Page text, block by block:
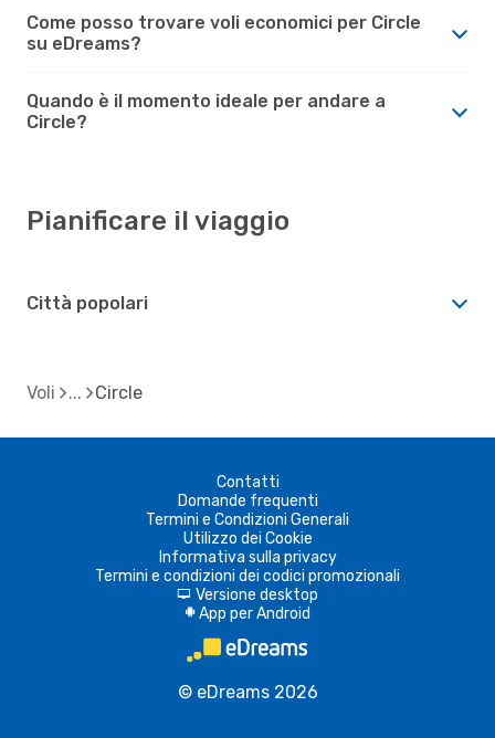
Come posso trovare voli economici per Circle
su eDreams?
Quando è il momento ideale per andare a
Circle?
Pianificare il viaggio
Città popolari
Voli Circle
Contatti
Domande frequenti
Termini e Condizioni Generali
Utilizzo dei Cookie
Informativa sulla privacy
Termini e condizioni dei codici promozionali
d Versione desktop
A App per Android
© eDreams 2026